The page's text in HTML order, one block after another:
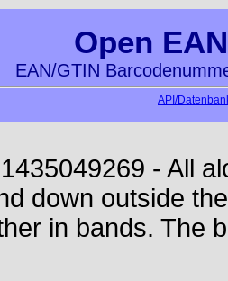
Open
EAN/GTIN
API/
- All
down outside
in bands. The